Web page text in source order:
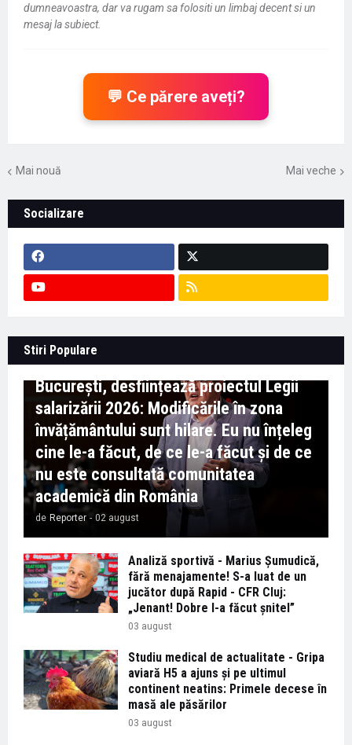
dumneavoastra, dar va rugam sa folositi un limbaj decent si un
mesaj la subiect.
💬 Ce părere aveți?
Mai nouă Mai veche
Socializare
Stiri Populare
Context important pentru educație -
Marian Preda, rectorul Universității din
București, desființează proiectul Legii
salarizării 2026: Modificările în zona
învățământului sunt hilare. Eu nu înțeleg
cine le-a făcut, de ce le-a făcut și de ce
nu este consultată comunitatea
academică din România
de Reporter - 02 august
Analiză sportivă - Marius Șumudică,
fără menajamente! S-a luat de un
jucător după Rapid - CFR Cluj:
„Jenant! Dobre l-a făcut șnitel”
03 august
Studiu medical de actualitate - Gripa
aviară H5 a ajuns și pe ultimul
continent neatins: Primele decese în
masă ale păsărilor
03 august